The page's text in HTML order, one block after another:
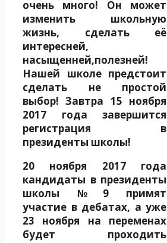
очень много! Он может
изменить школьную
жизнь, сделать её
интересней,
насыщенней,полезней!
Нашей школе предстоит
сделать не простой
выбор! Завтра 15 ноября
2017 года завершится
регистрация в
президенты школы!
20 ноября 2017 года
кандидаты в президенты
школы №9 примят
участие в дебатах, а уже
23 ноября на переменах
будет проходить